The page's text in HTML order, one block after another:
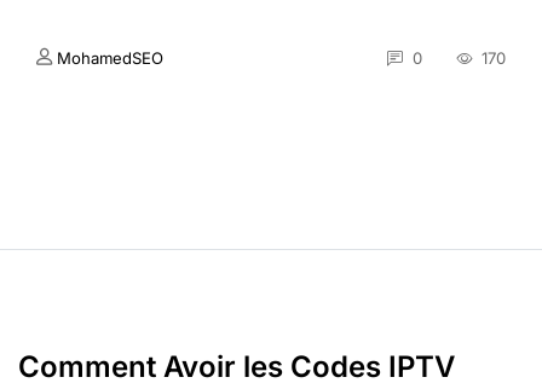
MohamedSEO 0 170
Comment Avoir les Codes IPTV